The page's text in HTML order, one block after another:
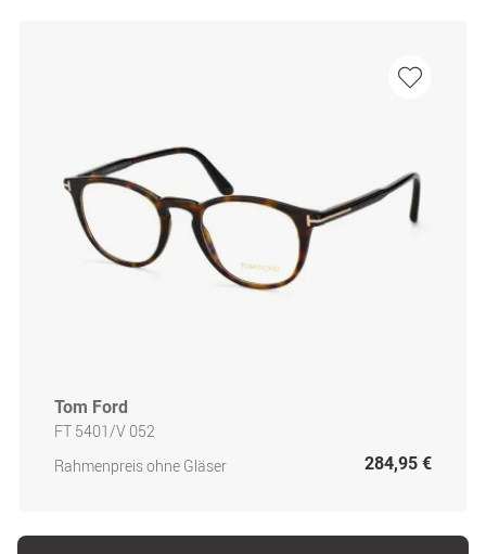
Tom Ford
FT 5401/V 052
Rahmenpreis ohne Gläser
284,95 €